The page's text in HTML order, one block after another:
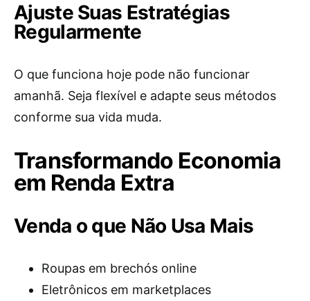
Ajuste Suas Estratégias
Regularmente
O que funciona hoje pode não funcionar
amanhã. Seja flexível e adapte seus métodos
conforme sua vida muda.
Transformando Economia
em Renda Extra
Venda o que Não Usa Mais
Roupas em brechós online
Eletrônicos em marketplaces